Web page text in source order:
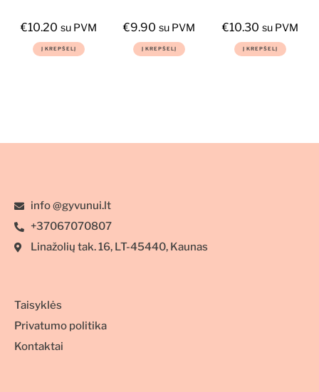
katėms
€10.20 su PVM
Į KREPŠELĮ
katėms
€9.90 su PVM
Į KREPŠELĮ
€10.30 su PVM
Į KREPŠELĮ
info @gyvunui.lt
+37067070807
Linažolių tak. 16, LT-45440, Kaunas
Taisyklės
Privatumo politika
Kontaktai